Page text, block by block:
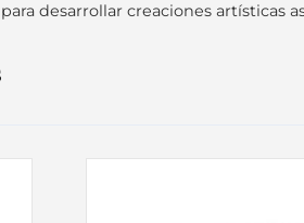
desarrollar creaciones artísticas